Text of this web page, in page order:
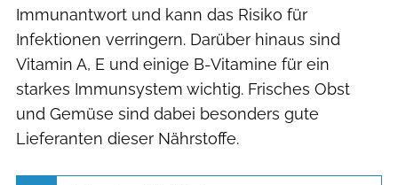
Immunantwort und kann das Risiko für
Infektionen verringern. Darüber hinaus sind
Vitamin A, E und einige B-Vitamine für ein
starkes Immunsystem wichtig. Frisches Obst
und Gemüse sind dabei besonders gute
Lieferanten dieser Nährstoffe.